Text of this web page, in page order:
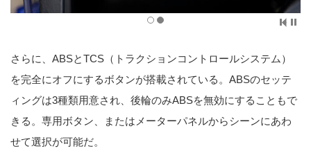
さらに、ABSとTCS（トラクションコントロールシステム）
を完全にオフにするボタンが搭載されている。ABSのセッテ
ィングは3種類用意され、後輪のみABSを無効にすることもで
きる。専用ボタン、またはメーターパネルからシーンにあわ
せて選択が可能だ。